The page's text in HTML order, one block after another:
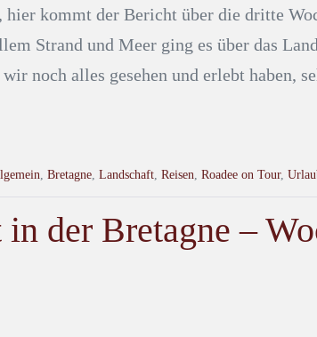
hier kommt der Bericht über die dritte
Strand und Meer ging es über das
noch alles gesehen und erlebt haben,
Bretagne Landschaft Reisen Roadee on Tour,
in der Bretagne –